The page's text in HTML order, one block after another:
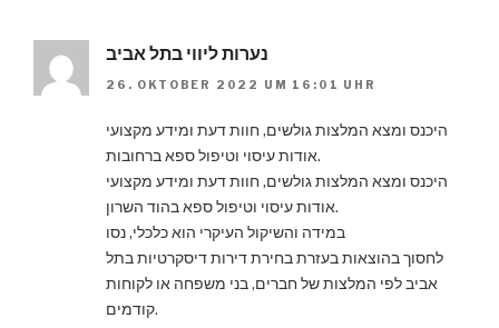
נערות ליווי בתל אביב
26. OKTOBER 2022 UM 16:01 UHR
היכנס ומצא המלצות גולשים, חוות דעת ומידע מקצועי
אודות עיסוי וטיפול ספא ברחובות.
היכנס ומצא המלצות גולשים, חוות דעת ומידע מקצועי
אודות עיסוי וטיפול ספא בהוד השרון.
במידה והשיקול העיקרי הוא כלכלי, נסו
לחסוך בהוצאות בעזרת בחירת דירות דיסקרטיות בתל
אביב לפי המלצות של חברים, בני משפחה או לקוחות
קודמים.